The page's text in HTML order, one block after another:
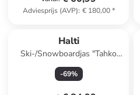
Adviesprijs (AVP): € 180,00*
Halti
Ski-/Snowboardjas "Tahko
DX" oranje
-69%